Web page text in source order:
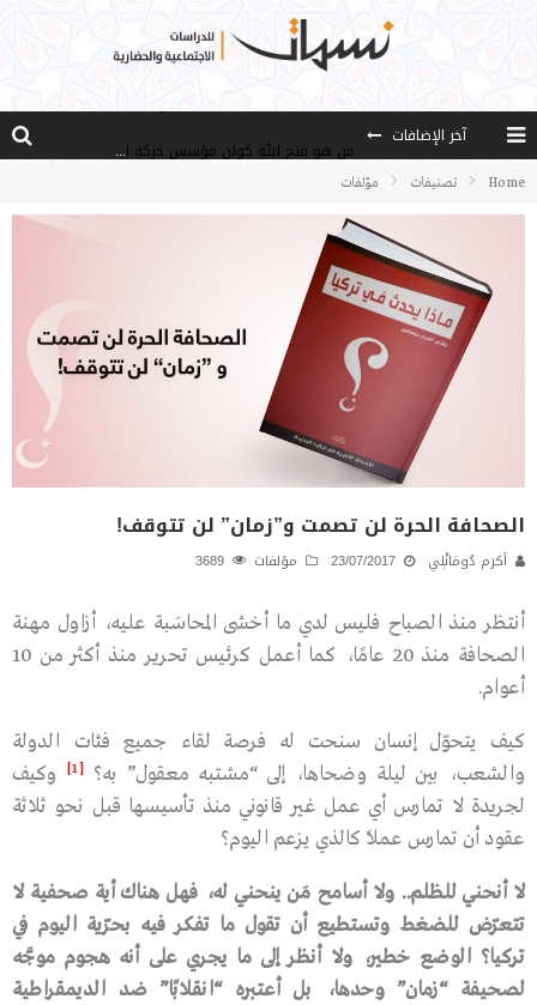
آخر الإضافات
الأستاذ عالما عارفا حكيما
مصادر العلم وسببه
النـزعة التجديدية عند الأستاذ فتح الله كولن
Home تصنيفات مؤلفات
الصحافة الحرة لن تصمت و”زمان” لن تتوقف!
أكرم دُومَانْلِي 23/07/2017 مؤلفات
أنتظر منذ الصباح فليس لدي ما أخشى المحاسَبة عليه، أزاول مهنة
الصحافة منذ 20 عامًا، كما أعمل كرئيس تحرير منذ أكثر من 10
أعوام.
كيف يتحوّل إنسان سنحت له فرصة لقاء جميع فئات الدولة
والشعب، بين ليلة وضحاها، إلى “مشتبه معقول” به؟ [1]
وكيف
لجريدة لا تمارس أي عمل غير قانوني منذ تأسيسها قبل نحو ثلاثة
عقود أن تمارس عملًا كالذي يزعم اليوم؟
لا أنحني للظلم..ولا أسامح مَن ينحني له، فهل هناك أية صحفية لا
تتعرّض للضغط وتستطيع أن تقول ما تفكر فيه بحرّية اليوم في
تركيا؟ الوضع خطير، ولا أنظر إلى ما يجري على أنه هجوم موجَّه
لصحيفة “زمان”وحدها، بل أعتبره “انقلابًا”ضد الديمقراطية